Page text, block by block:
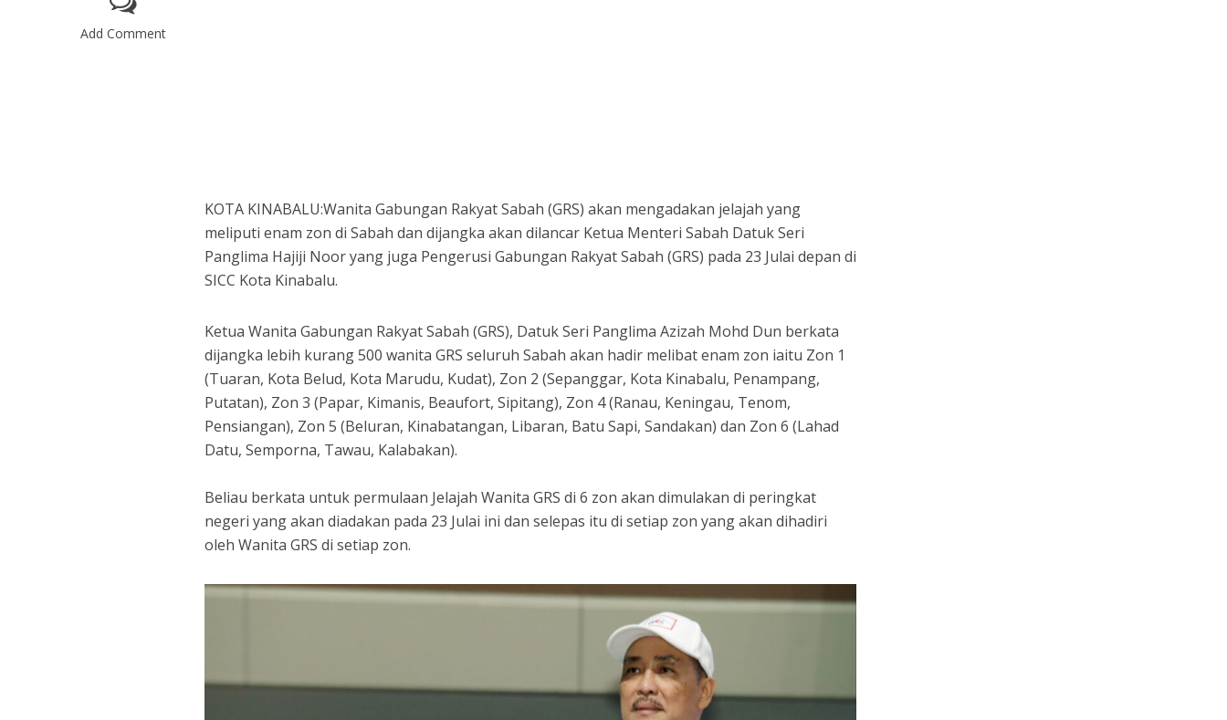
Add Comment
KOTA KINABALU:Wanita Gabungan Rakyat Sabah (GRS) akan mengadakan jelajah yang
meliputi enam zon di Sabah dan dijangka akan dilancar Ketua Menteri Sabah Datuk Seri
Panglima Hajiji Noor yang juga Pengerusi Gabungan Rakyat Sabah (GRS) pada 23 Julai depan di
SICC Kota Kinabalu.
Ketua Wanita Gabungan Rakyat Sabah (GRS), Datuk Seri Panglima Azizah Mohd Dun berkata
dijangka lebih kurang 500 wanita GRS seluruh Sabah akan hadir melibat enam zon iaitu Zon 1
(Tuaran, Kota Belud, Kota Marudu, Kudat), Zon 2 (Sepanggar, Kota Kinabalu, Penampang,
Putatan), Zon 3 (Papar, Kimanis, Beaufort, Sipitang), Zon 4 (Ranau, Keningau, Tenom,
Pensiangan), Zon 5 (Beluran, Kinabatangan, Libaran, Batu Sapi, Sandakan) dan Zon 6 (Lahad
Datu, Semporna, Tawau, Kalabakan).
Beliau berkata untuk permulaan Jelajah Wanita GRS di 6 zon akan dimulakan di peringkat
negeri yang akan diadakan pada 23 Julai ini dan selepas itu di setiap zon yang akan dihadiri
oleh Wanita GRS di setiap zon.